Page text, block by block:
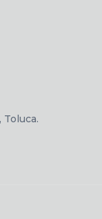
Toluca.